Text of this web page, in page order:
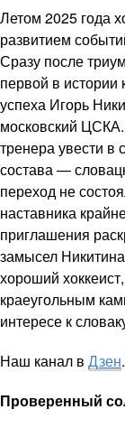
Летом 2025 года
развитием
Сразу после
первой в истории
успеха Игорь
московский
тренера увести в
состава —
переход не
наставника
приглашения
замысел
хороший
краеугольным
интересе к
Наш канал в Дзен
Проверенный